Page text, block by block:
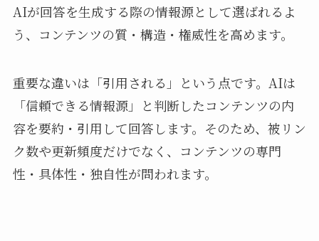
AIが回答を生成する際の情報源として選ばれるよ
う、コンテンツの質・構造・権威性を高めます。
重要な違いは「引用される」という点です。AIは
「信頼できる情報源」と判断したコンテンツの内
容を要約・引用して回答します。そのため、被リン
ク数や更新頻度だけでなく、コンテンツの専門
性・具体性・独自性が問われます。